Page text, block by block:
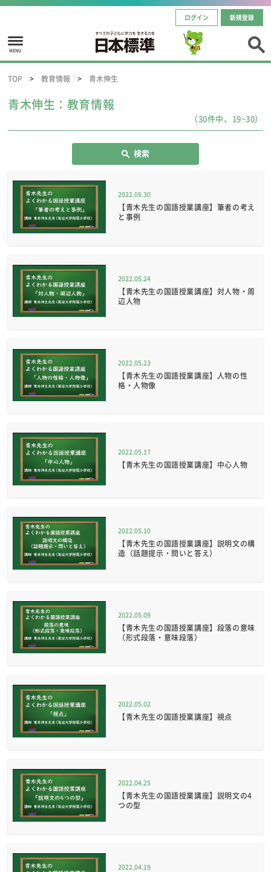
ログイン 新規登録
MENU
TOP 教育情報 青木伸生
青木伸生：教育情報
（30件中、19~30）
検索
2022.05.30
【青木先生の国語授業講座】筆者の考え
と事例
2022.05.24
【青木先生の国語授業講座】対人物・周
辺人物
2022.05.23
【青木先生の国語授業講座】人物の性
格・人物像
2022.05.17
【青木先生の国語授業講座】中心人物
2022.05.10
【青木先生の国語授業講座】説明文の構
造（話題提示・問いと答え）
2022.05.09
【青木先生の国語授業講座】段落の意味
（形式段落・意味段落）
2022.05.02
【青木先生の国語授業講座】視点
2022.04.25
【青木先生の国語授業講座】説明文の4
つの型
2022.04.19